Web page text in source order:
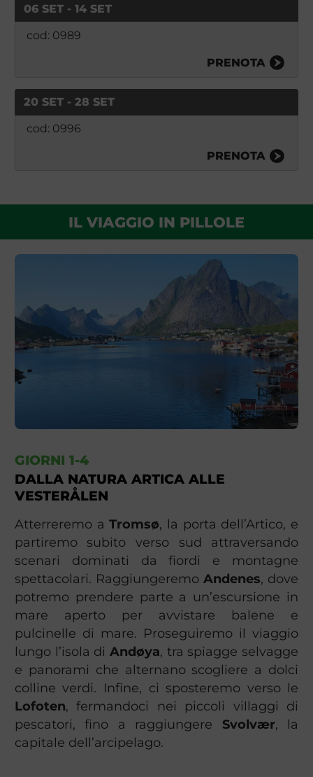
06 SET - 14 SET
cod: 0989
PRENOTA
20 SET - 28 SET
cod: 0996
PRENOTA
IL VIAGGIO IN PILLOLE
GIORNI 1-4
DALLA NATURA ARTICA ALLE
VESTERÅLEN
Atterreremo aTromsø, la porta dell’Artico, e
partiremo subito verso sud attraversando
scenari dominati da fiordi e montagne
spettacolari. RaggiungeremoAndenes, dove
potremo prendere parte a un’escursione in
mare aperto per avvistare balene e
pulcinelle di mare. Proseguiremo il viaggio
lungo l’isola di Andøya, tra spiagge selvagge
e panorami che alternano scogliere a dolci
colline verdi. Infine, ci sposteremo verso le
Lofoten, fermandoci nei piccoli villaggi di
pescatori, fino a raggiungere Svolvær, la
capitale dell’arcipelago.